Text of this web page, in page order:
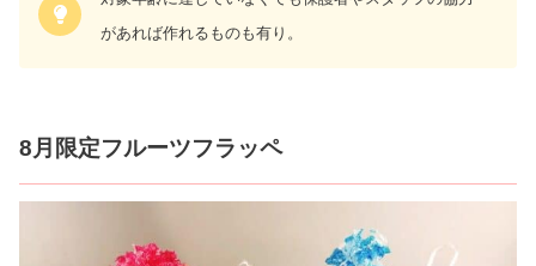
があれば作れるものも有り。
8月限定フルーツフラッペ